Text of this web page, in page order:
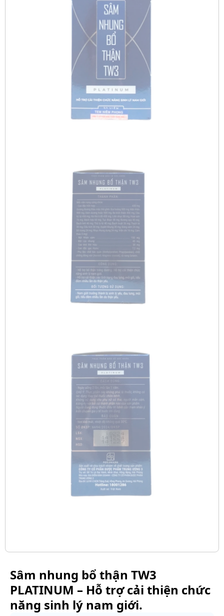
Sâm nhung bổ thận TW3
PLATINUM – Hỗ trợ cải thiện chức
năng sinh lý nam giới.